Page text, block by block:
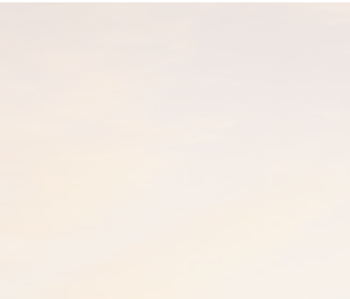
Ernte-Auslese noch weiter
nur eine grandiose
Reintönigkeit im Geschmack.